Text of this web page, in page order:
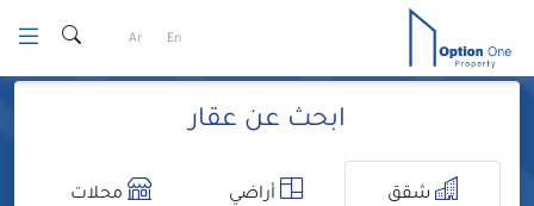
content
En
Ar
ابحث عن عقار
شقق أراضي محلات